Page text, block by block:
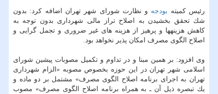
رئیس كمیته بودجه و نظارت شورای شهر تهران اضافه كرد: بدون
شك تحقق بخشیدن به اصلاح تراز مالی شهرداری بدون توجه به
كاهش هزینهها و پرهیز از هزینه های غیر ضروری و تجمل گرایی و
اصلاح الگوی مصرف امكان پذیر نخواهد بود.
وی افزود: بر همین مبنا و در تداوم و تكمیل مصوبات پیشین شورای
اسلامی شهر تهران در این حوزه بخصوص مصوبه «الزام شهرداری
تهران به اجرای برنامه اصلاح الگوی مصرف» مشتمل بر دو ماده و
یك تبصره ذیل آن ـ به همراه برنامه اصلاح الگوی مصرف» مصوب